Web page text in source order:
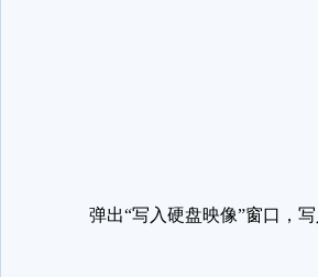
弹出“写入硬盘映像”窗口，写